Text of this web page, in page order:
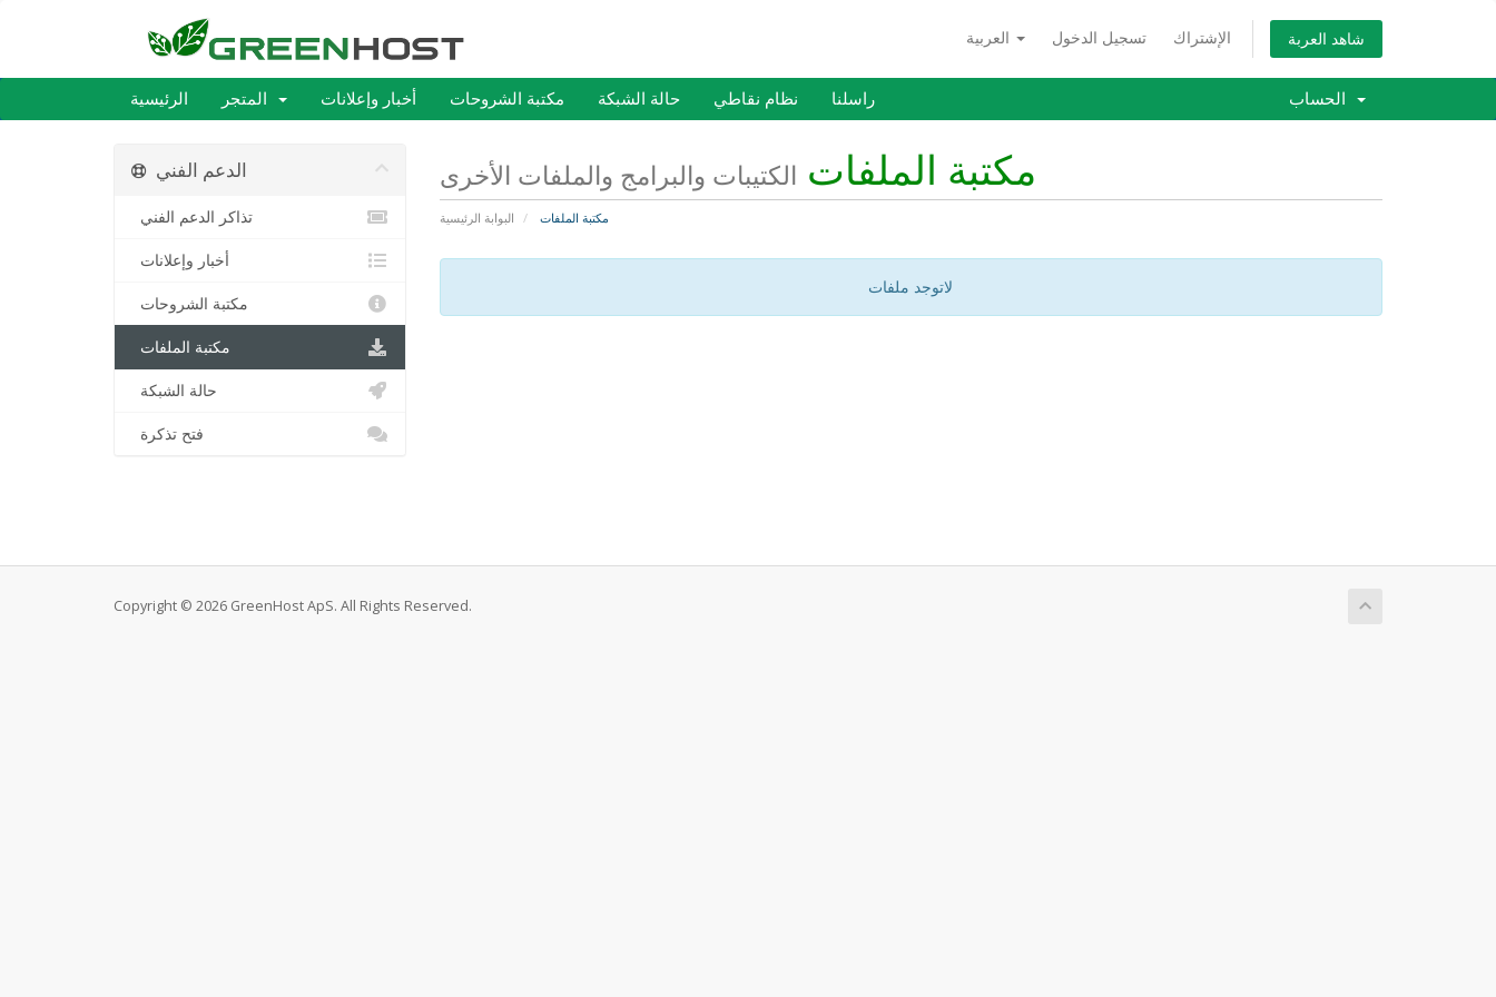
تسجيل الدخول الإشتراك شاهد العربة
الرئيسية أخبار وإعلانات مكتبة الشروحات حالة الشبكة نظام نقاطي راسلنا
مكتبة الملفات الكتيبات والبرامج والملفات الأخرى
البوابة الرئيسية مكتبة الملفات
لاتوجد ملفات
الدعم الفني
تذاكر الدعم الفني
أخبار وإعلانات
مكتبة الشروحات
مكتبة الملفات
حالة الشبكة
فتح تذكرة
Copyright © 2026 GreenHost ApS. All Rights Reserved.